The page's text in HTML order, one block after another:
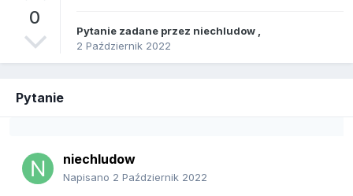
0
Pytanie zadane przez niechludow
2 Październik 2022
Pytanie
niechludow
Napisano 2 Październik 2022